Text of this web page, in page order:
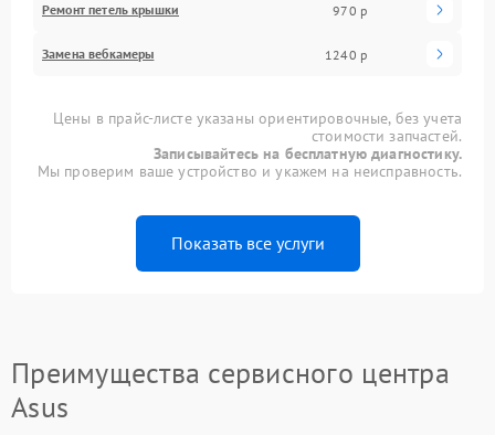
Ремонт петель крышки 970 р
Замена вебкамеры 1240 р
Цены в прайс-листе указаны ориентировочные, без учета
стоимости запчастей.
Записывайтесь на бесплатную диагностику.
Мы проверим ваше устройство и укажем на неисправность.
Показать все услуги
Преимущества сервисного центра
Asus